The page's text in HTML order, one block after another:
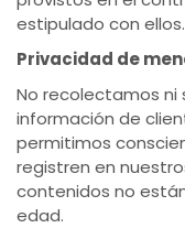
estipulado con ellos.
Privacidad de
No recolectamos
información de
permitimos
registren en
contenidos no
edad.